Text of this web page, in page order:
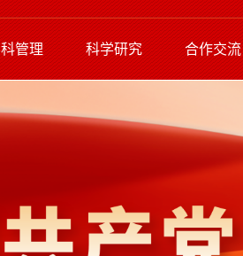
管理 科学研究 合作交流